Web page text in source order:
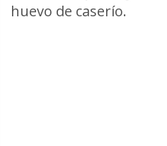
huevo de caserío.